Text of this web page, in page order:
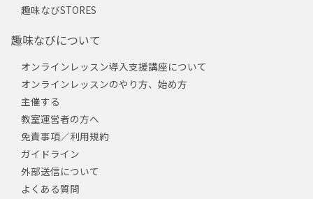
趣味なびSTORES
趣味なびについて
オンラインレッスン導入支援講座について
オンラインレッスンのやり方、始め方
主催する
教室運営者の方へ
免責事項／利用規約
ガイドライン
外部送信について
よくある質問